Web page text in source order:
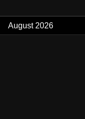
August 2026